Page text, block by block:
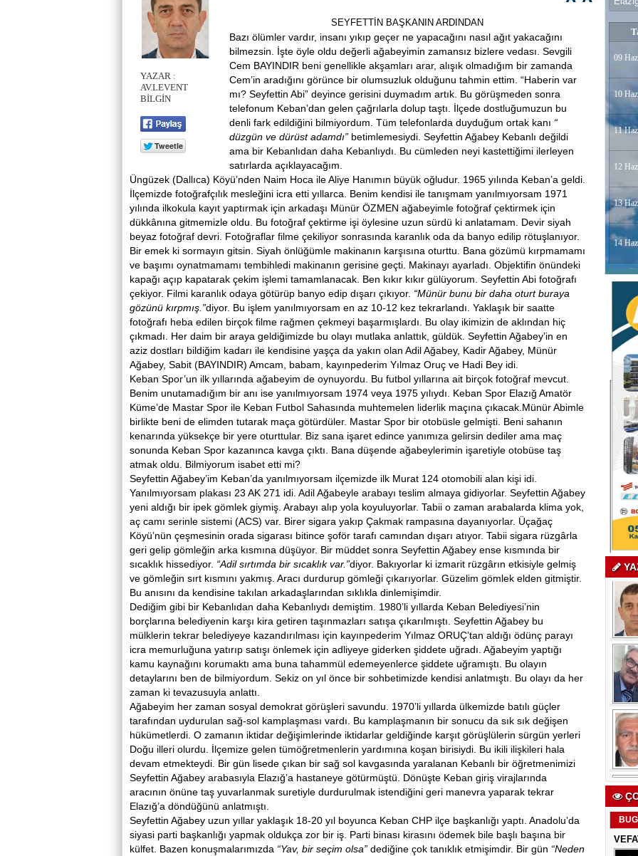
YAZAR :
AV.LEVENT
BİLGİN
SEYFETTİN BAŞKANIN ARDINDAN
Bazı ölümler vardır, insanı yıkıp geçer ne yapacağını nasıl ağıt yakacağını
bilmezsin. İşte öyle oldu değerli ağabeyimin zamansız bizlere vedası. Sevgili
Cem BAYINDIR beni genellikle akşamları arar, alışık olmadığım bir zamanda
Cem’in aradığını görünce bir olumsuzluk olduğunu tahmin ettim. “Haberin var
mı? Seyfettin Abi” deyince gerisini duymadım artık. Bu görüşmeden sonra
telefonum Keban’dan gelen çağrılarla dolup taştı. İlçede dostluğumuzun bu
denli fark edildiğini bilmiyordum. Tüm telefonlarda duyduğum ortak kanı “
düzgün ve dürüst adamdı” betimlemesiydi. Seyfettin Ağabey Kebanlı değildi
ama bir Kebanlıdan daha Kebanlıydı. Bu cümleden neyi kastettiğimi ilerleyen
satırlarda açıklayacağım.
Üngüzek (Dallıca) Köyü’nden Naim Hoca ile Aliye Hanımın büyük oğludur. 1965 yılında Keban’a geldi.
İlçemizde fotoğrafçılık mesleğini icra etti yıllarca. Benim kendisi ile tanışmam yanılmıyorsam 1971
yılında ilkokula kayıt yaptırmak için arkadaşı Münür ÖZMEN ağabeyimle fotoğraf çektirmek için
dükkânına gitmemizle oldu. Bu fotoğraf çektirme işi öylesine uzun sürdü ki anlatamam. Devir siyah
beyaz fotoğraf devri. Fotoğraflar filme çekiliyor sonrasında karanlık oda da banyo edilip rötuşlanıyor.
Bir emek ki sormayın gitsin. Siyah önlüğümle makinanın karşısına oturttu. Bana gözümü kırpmamamı
ve başımı oynatmamamı tembihledi makinanın gerisine geçti. Makinayı ayarladı. Objektifin önündeki
kapağı açıp kapatarak çekim işlemi tamamlanacak. Ben kıkır kıkır gülüyorum. Seyfettin Abi fotoğrafı
çekiyor. Filmi karanlık odaya götürüp banyo edip dışarı çıkıyor. “Münür bunu bir daha oturt buraya
gözünü kırpmış.”diyor. Bu işlem yanılmıyorsam en az 10-12 kez tekrarlandı. Yaklaşık bir saatte
fotoğrafı heba edilen birçok filme rağmen çekmeyi başarmışlardı. Bu olay ikimizin de aklından hiç
çıkmadı. Her daim bir araya geldiğimizde bu olayı mutlaka anlattık, güldük. Seyfettin Ağabey’in en
aziz dostları bildiğim kadarı ile kendisine yaşça da yakın olan Adil Ağabey, Kadir Ağabey, Münür
Ağabey, Sabit (BAYINDIR) Amcam, babam, kayınpederim Yılmaz Oruç ve Hadi Bey idi.
Keban Spor’un ilk yıllarında ağabeyim de oynuyordu. Bu futbol yıllarına ait birçok fotoğraf mevcut.
Benim unutamadığım bir anı ise yanılmıyorsam 1974 veya 1975 yılıydı. Keban Spor Elazığ Amatör
Küme’de Mastar Spor ile Keban Futbol Sahasında muhtemelen liderlik maçına çıkacak.Münür Abimle
birlikte beni de elimden tutarak maça götürdüler. Mastar Spor bir otobüsle gelmişti. Beni sahanın
kenarında yüksekçe bir yere oturttular. Biz sana işaret edince yanımıza gelirsin dediler ama maç
sonunda Keban Spor kazanınca kavga çıktı. Bana düşende ağabeylerimin işaretiyle otobüse taş
atmak oldu. Bilmiyorum isabet etti mi?
Seyfettin Ağabey’im Keban’da yanılmıyorsam ilçemizde ilk Murat 124 otomobili alan kişi idi.
Yanılmıyorsam plakası 23 AK 271 idi. Adil Ağabeyle arabayı teslim almaya gidiyorlar. Seyfettin Ağabey
yeni aldığı bir ipek gömlek giymiş. Arabayı alıp yola koyuluyorlar. Tabii o zaman arabalarda klima yok,
aç camı serinle sistemi (ACS) var. Birer sigara yakıp Çakmak rampasına dayanıyorlar. Üçağaç
Köyü’nün çeşmesinin orada sigarası bitince şoför tarafı camından dışarı atıyor. Tabii sigara rüzgârla
geri gelip gömleğin arka kısmına düşüyor. Bir müddet sonra Seyfettin Ağabey ense kısmında bir
sıcaklık hissediyor. “Adil sırtımda bir sıcaklık var.”diyor. Bakıyorlar ki izmarit rüzgârın etkisiyle gelmiş
ve gömleğin sırt kısmını yakmış. Aracı durdurup gömleği çıkarıyorlar. Güzelim gömlek elden gitmiştir.
Bu anısını da kendisine takılan arkadaşlarından sıklıkla dinlemişimdir.
Dediğim gibi bir Kebanlıdan daha Kebanlıydı demiştim. 1980’li yıllarda Keban Belediyesi’nin
borçlarına belediyenin karşı kira getiren taşınmazları satışa çıkarılmıştı. Seyfettin Ağabey bu
mülklerin tekrar belediyeye kazandırılması için kayınpederim Yılmaz ORUÇ’tan aldığı ödünç parayı
icra memurluğuna yatırıp satışı önlemek için adliyeye giderken şiddete uğradı. Ağabeyim yaptığı
kamu kaynağını korumaktı ama buna tahammül edemeyenlerce şiddete uğramıştı. Bu olayın
detaylarını ben de bilmiyordum. Sekiz on yıl önce bir sohbetimizde kendisi anlatmıştı. Bu olayı da her
zaman ki tevazusuyla anlattı.
Ağabeyim her zaman sosyal demokrat görüşleri savundu. 1970’li yıllarda ülkemizde batılı güçler
tarafından uydurulan sağ-sol kamplaşması vardı. Bu kamplaşmanın bir sonucu da sık sık değişen
hükümetlerdi. O zamanın iktidar değişimlerinde iktidarlar geldiğinde karşıt görüşlülerin sürgün yerleri
Doğu illeri olurdu. İlçemize gelen tümöğretmenlerin yardımına koşan birisiydi. Bu ikili ilişkileri hala
devam etmekteydi. Bir gün lisede çıkan bir sağ sol kavgasında yaralanan Kebanlı bir öğretmenimizi
Seyfettin Ağabey arabasıyla Elazığ’a hastaneye götürmüştü. Dönüşte Keban giriş virajlarında
aracının önüne taş yuvarlanmak suretiyle durdurulmak istendiğini geri manevra yaparak tekrar
Elazığ’a döndüğünü anlatmıştı.
Seyfettin Ağabey uzun yıllar yaklaşık 18-20 yıl boyunca Keban CHP ilçe başkanlığı yaptı. Anadolu’da
siyasi parti başkanlığı yapmak oldukça zor bir iş. Parti binası kirasını ödemek bile başlı başına bir
külfet. Bazen konuşmalarımızda “Yav, bir seçim olsa” dediğine çok tanıklık etmişimdir. Bir gün “Neden
09
10
11
12
13
14